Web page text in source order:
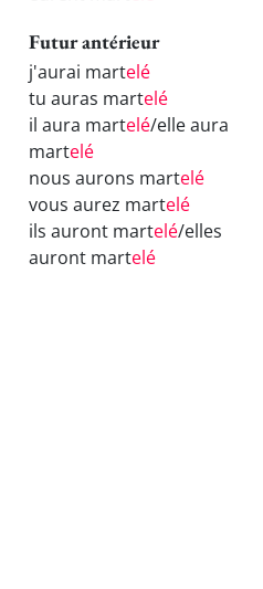
Futur antérieur
j'aurai martelé
tu auras martelé
il aura martelé/elle aura
martelé
nous aurons martelé
vous aurez martelé
ils auront martelé/elles
auront martelé